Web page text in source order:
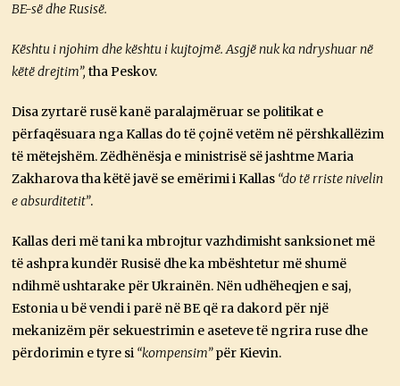
BE-së dhe Rusisë.
Kështu i njohim dhe kështu i kujtojmë. Asgjë nuk ka ndryshuar në
këtë drejtim”, tha Peskov.
Disa zyrtarë rusë kanë paralajmëruar se politikat e
përfaqësuara nga Kallas do të çojnë vetëm në përshkallëzim
të mëtejshëm. Zëdhënësja e ministrisë së jashtme Maria
Zakharova tha këtë javë se emërimi i Kallas “do të rriste nivelin
e absurditetit”.
Kallas deri më tani ka mbrojtur vazhdimisht sanksionet më
të ashpra kundër Rusisë dhe ka mbështetur më shumë
ndihmë ushtarake për Ukrainën. Nën udhëheqjen e saj,
Estonia u bë vendi i parë në BE që ra dakord për një
mekanizëm për sekuestrimin e aseteve të ngrira ruse dhe
përdorimin e tyre si “kompensim”për Kievin.